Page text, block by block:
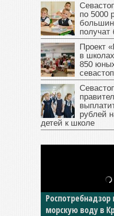
по 5000
получат
Проект
в
850
рублей
детей к школе
В Крыму у жителя
изъяли
накопил долги
ГИБДД